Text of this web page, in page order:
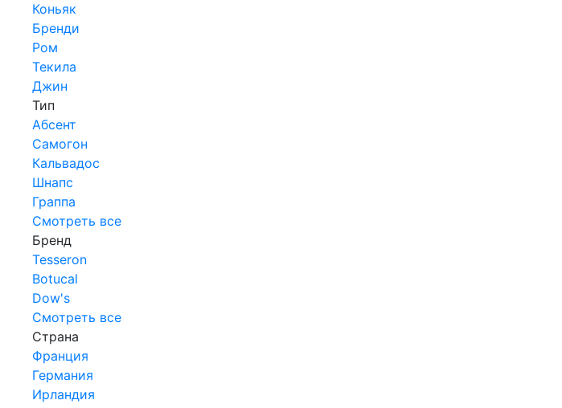
Коньяк
Бренди
Ром
Текила
Джин
Тип
Абсент
Самогон
Кальвадос
Шнапс
Граппа
Смотреть все
Бренд
Tesseron
Botucal
Dow's
Смотреть все
Страна
Франция
Германия
Ирландия